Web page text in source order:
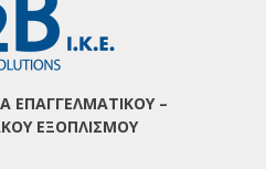
–
ΕΞΟΠΛΙΣΜΟΥ